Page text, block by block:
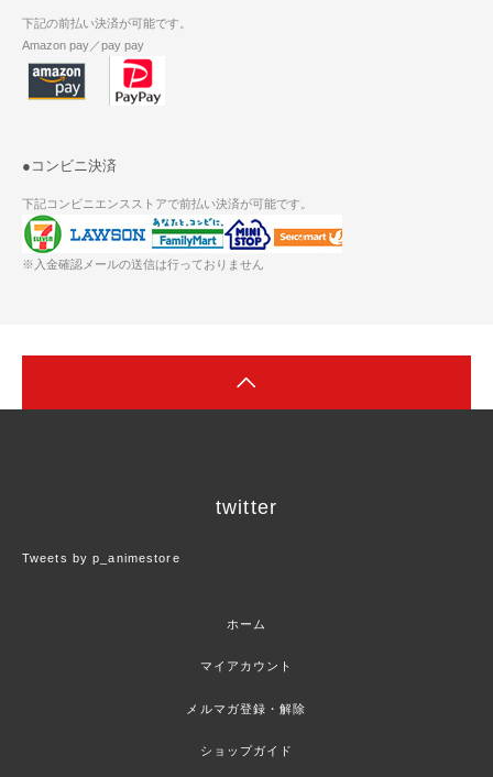
下記の前払い決済が可能です。
Amazon pay／pay pay
●コンビニ決済
下記コンビニエンスストアで前払い決済が可能です。
※入金確認メールの送信は行っておりません
twitter
Tweets by p_animestore
ホーム
マイアカウント
メルマガ登録・解除
ショップガイド